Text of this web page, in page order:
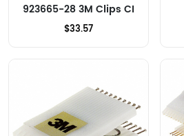
923665-28 3M Clips CI
$33.57